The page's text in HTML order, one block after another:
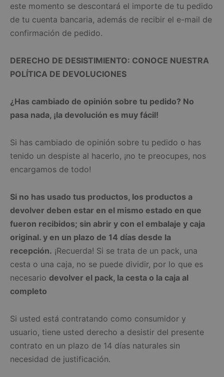
este momento se descontará el importe de tu pedido
de tu cuenta bancaria, además de recibir el e-mail de
confirmación de pedido.
DERECHO DE DESISTIMIENTO: CONOCE NUESTRA
POLÍTICA DE DEVOLUCIONES
¿Has cambiado de opinión sobre tu pedido? No
pasa nada, ¡la devolución es muy fácil!
Si has cambiado de opinión sobre tu pedido o has
tenido un despiste al hacerlo, ¡no te preocupes, nos
encargamos de todo!
Si no has usado tus productos, los productos a
devolver deben estar en el mismo estado en que
fueron recibidos; sin abrir y con el embalaje y caja
original. y en un plazo de 14 días desde la
recepción. ¡Recuerda! Si se trata de un pack, una
cesta o una caja, no se puede dividir, por lo que es
necesario devolver el pack, la cesta o la caja al
completo
Si usted está contratando como consumidor y
usuario, tiene usted derecho a desistir del presente
contrato en un plazo de 14 días naturales sin
necesidad de justificación.